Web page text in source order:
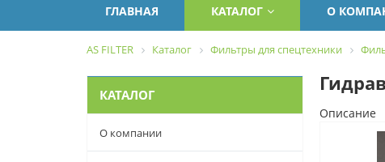
ГЛАВНАЯ КАТАЛОГ О
AS FILTER Каталог Фильтры для спецтехники
КАТАЛОГ
О компании
Описание